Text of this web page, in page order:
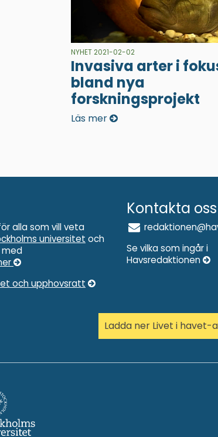
NYHET 2021-02-02
Invasiva arter i
bland nya
forskningsprojekt
Läs mer
alla som vill veta
universitet och
med
och upphovsratt
Kontakta oss
Se vilka som ingår i
Havsredaktionen
Ladda ner Livet i havet-